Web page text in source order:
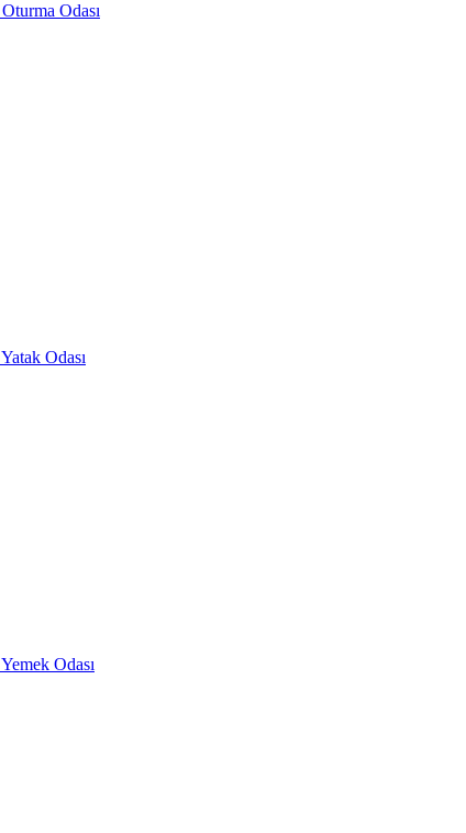
Oturma Odası
Yatak Odası
Yemek Odası